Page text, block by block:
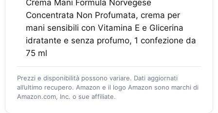
Crema Mani Formula Norvegese
Concentrata Non Profumata, crema per
mani sensibili con Vitamina E e Glicerina
idratante e senza profumo, 1 confezione da
75 ml
Prezzi e disponibilità possono variare. Dati aggiornati
all’ultimo recupero. Amazon e il logo Amazon sono marchi di
Amazon.com, Inc. o sue affiliate.